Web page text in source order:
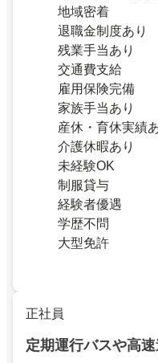
地域密着
退職金制度あり
残業手当あり
交通費支給
雇用保険完備
家族手当あり
産休・育休実績
介護休暇あり
未経験OK
制服貸与
経験者優遇
学歴不問
大型免許
正社員
定期運行バスや高